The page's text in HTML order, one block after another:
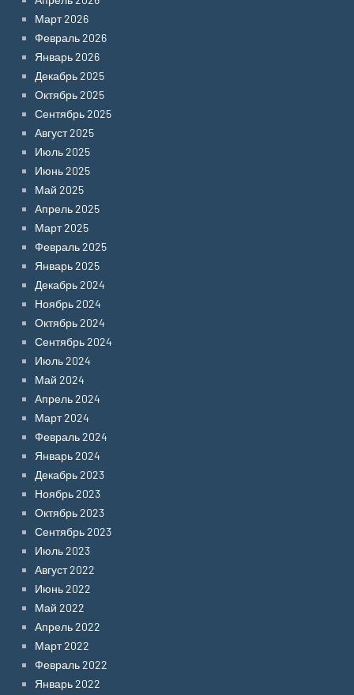
Март 2026
Февраль 2026
Январь 2026
Декабрь 2025
Октябрь 2025
Сентябрь 2025
Август 2025
Июль 2025
Июнь 2025
Май 2025
Апрель 2025
Март 2025
Февраль 2025
Январь 2025
Декабрь 2024
Ноябрь 2024
Октябрь 2024
Сентябрь 2024
Июль 2024
Май 2024
Апрель 2024
Март 2024
Февраль 2024
Январь 2024
Декабрь 2023
Ноябрь 2023
Октябрь 2023
Сентябрь 2023
Июль 2023
Август 2022
Июнь 2022
Май 2022
Апрель 2022
Март 2022
Февраль 2022
Январь 2022